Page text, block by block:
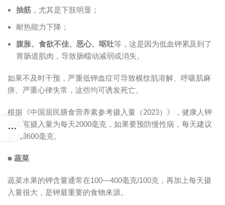
抽筋 ，尤其是下肢明显；
耐热能力下降；
腹胀、食欲不佳、恶心、呕吐等，这是因为低血钾累及到了
胃肠道肌肉，导致肠蠕动减弱或消失。
如果不及时干预，严重低钾血症可导致横纹肌溶解、呼吸肌麻
痹、严重心律失常，这些均可诱发死亡。
根据《中国居民膳食营养素参考摄入量（2023）》，健康人钾
的适宜摄入量为每天2000毫克，如果要预防慢性病，每天建议
摄入3600毫克。
■ 蔬菜
蔬菜水果的钾含量通常在100—400毫克/100克，再加上每天摄
入量很大，是钾最重要的食物来源。